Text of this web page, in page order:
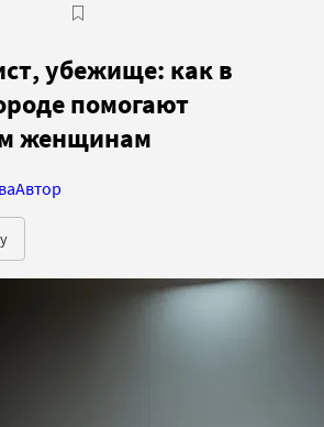
убежище: как в
помогают
женщинам
Автор